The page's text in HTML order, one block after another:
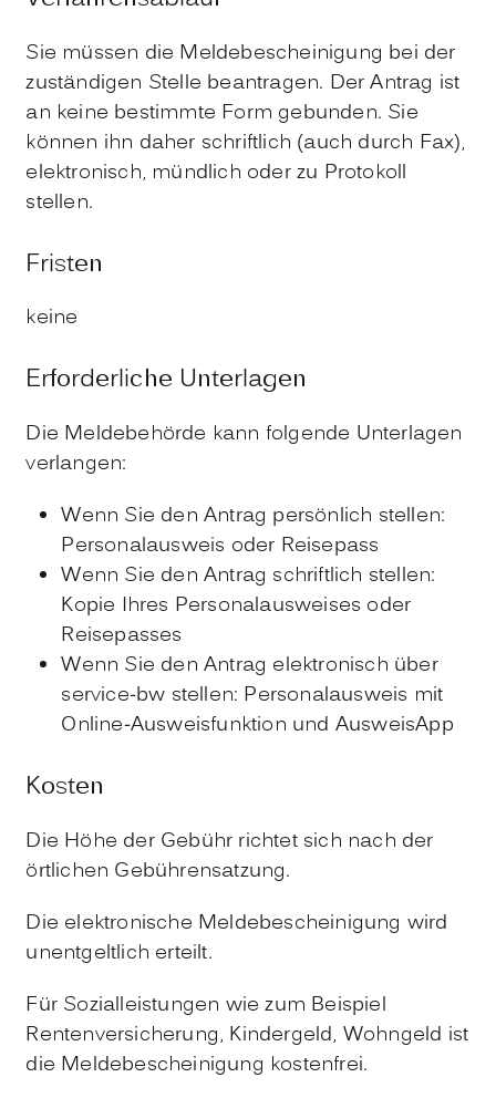
Sie müssen die Meldebescheinigung bei der
zuständigen Stelle beantragen. Der Antrag ist
an keine bestimmte Form gebunden. Sie
können ihn daher schriftlich (auch durch Fax),
elektronisch, mündlich oder zu Protokoll
stellen.
Fristen
keine
Erforderliche Unterlagen
Die Meldebehörde kann folgende Unterlagen
verlangen:
Wenn Sie den Antrag persönlich stellen:
Personalausweis oder Reisepass
Wenn Sie den Antrag schriftlich stellen:
Kopie Ihres Personalausweises oder
Reisepasses
Wenn Sie den Antrag elektronisch über
service-bw stellen: Personalausweis mit
Online-Ausweisfunktion und AusweisApp
Kosten
Die Höhe der Gebühr richtet sich nach der
örtlichen Gebührensatzung.
Die elektronische Meldebescheinigung wird
unentgeltlich erteilt.
Für Sozialleistungen wie zum Beispiel
Rentenversicherung, Kindergeld, Wohngeld ist
die Meldebescheinigung kostenfrei.